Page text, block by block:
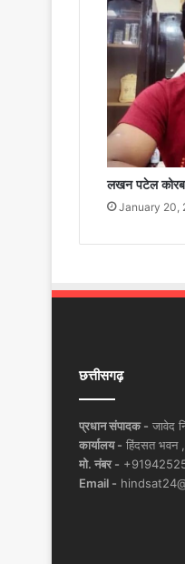
लखन पटेल
January 20,
छत्तीसगढ़
प्रधान संपादक - जावेद
कार्यालय - हिंदसत
मो. नंबर -
Email -